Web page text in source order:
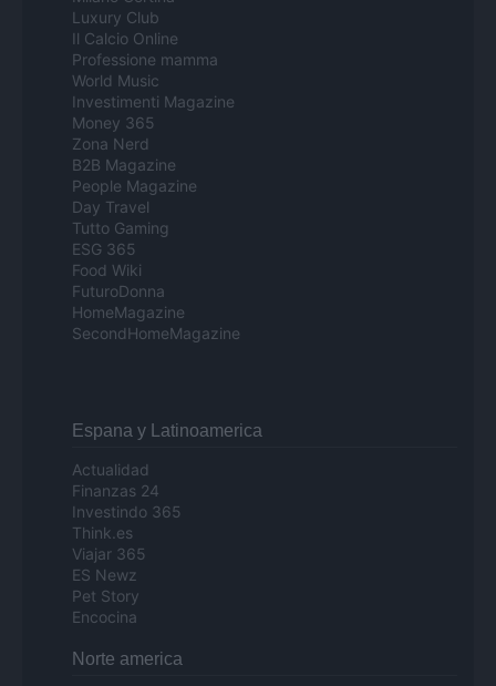
Luxury Club
Il Calcio Online
Professione mamma
World Music
Investimenti Magazine
Money 365
Zona Nerd
B2B Magazine
People Magazine
Day Travel
Tutto Gaming
ESG 365
Food Wiki
FuturoDonna
HomeMagazine
SecondHomeMagazine
Espana y Latinoamerica
Actualidad
Finanzas 24
Investindo 365
Think.es
Viajar 365
ES Newz
Pet Story
Encocina
Norte america